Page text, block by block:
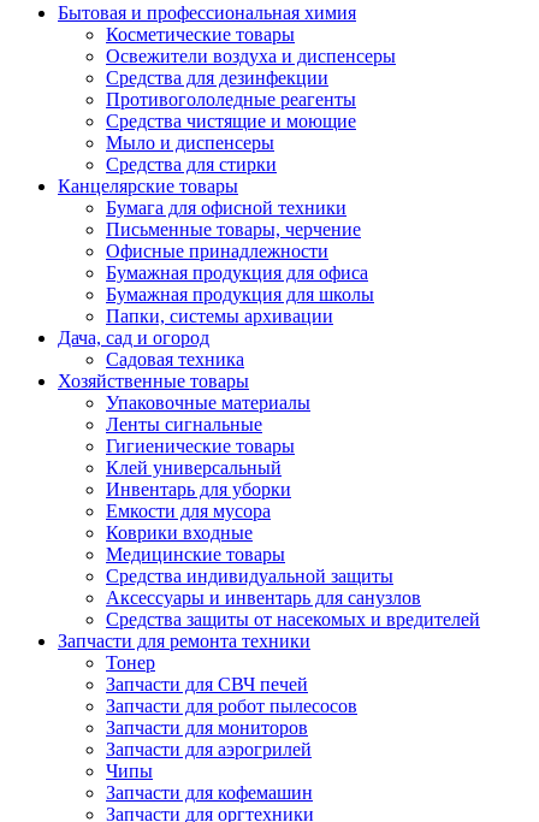
Бытовая и профессиональная химия
Косметические товары
Освежители воздуха и диспенсеры
Средства для дезинфекции
Противогололедные реагенты
Средства чистящие и моющие
Мыло и диспенсеры
Средства для стирки
Канцелярские товары
Бумага для офисной техники
Письменные товары, черчение
Офисные принадлежности
Бумажная продукция для офиса
Бумажная продукция для школы
Папки, системы архивации
Дача, сад и огород
Садовая техника
Хозяйственные товары
Упаковочные материалы
Ленты сигнальные
Гигиенические товары
Клей универсальный
Инвентарь для уборки
Емкости для мусора
Коврики входные
Медицинские товары
Средства индивидуальной защиты
Аксессуары и инвентарь для санузлов
Средства защиты от насекомых и вредителей
Запчасти для ремонта техники
Тонер
Запчасти для СВЧ печей
Запчасти для робот пылесосов
Запчасти для мониторов
Запчасти для аэрогрилей
Чипы
Запчасти для кофемашин
Запчасти для оргтехники